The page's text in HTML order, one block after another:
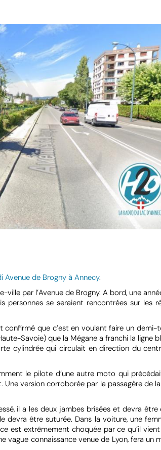
Avenue de Brogny à Annecy.
par l’Avenue de Brogny. A bord, une
personnes se seraient rencontrées sur les
confirmé que c’est en voulant faire un demi-
Savoie) que la Mégane a franchi la ligne
cylindrée qui circulait en direction du
le pilote d’une autre moto qui
Une version corroborée par la passagère de
il a les deux jambes brisées et devra être
devra être suturée. Dans la voiture, une
est extrêmement choquée par ce qu’il
vague connaissance venue de Lyon, fera un